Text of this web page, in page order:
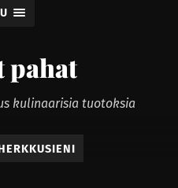
pahat
kulinaarisia tuotoksia